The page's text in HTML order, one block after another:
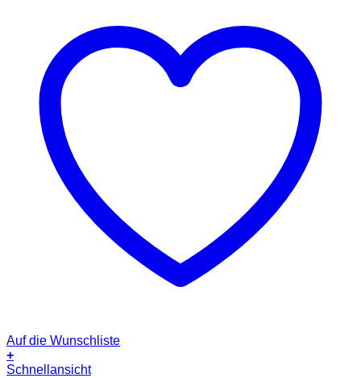
Auf die Wunschliste
+
Schnellansicht